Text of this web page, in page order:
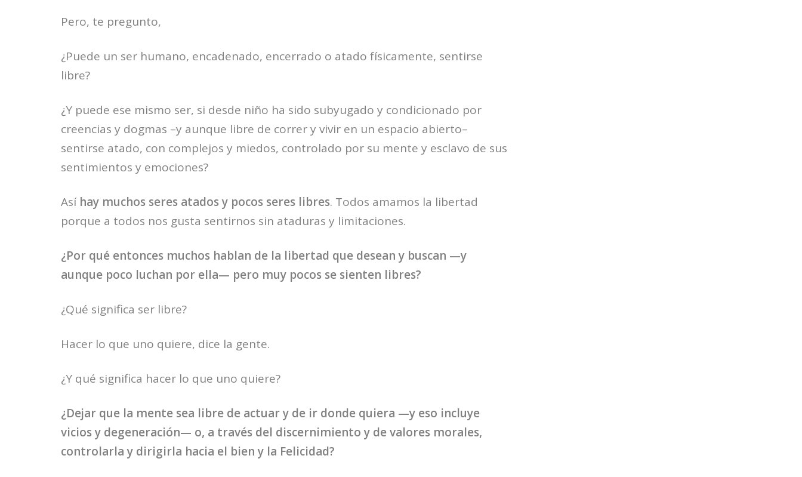
Pero, te pregunto,
¿Puede un ser humano, encadenado, encerrado o atado físicamente, sentirse
libre?
¿Y puede ese mismo ser, si desde niño ha sido subyugado y condicionado por
creencias y dogmas –y aunque libre de correr y vivir en un espacio abierto–
sentirse atado, con complejos y miedos, controlado por su mente y esclavo de sus
sentimientos y emociones?
Así hay muchos seres atados y pocos seres libres. Todos amamos la libertad
porque a todos nos gusta sentirnos sin ataduras y limitaciones.
¿Por qué entonces muchos hablan de la libertad que desean y buscan —y
aunque poco luchan por ella— pero muy pocos se sienten libres?
¿Qué significa ser libre?
Hacer lo que uno quiere, dice la gente.
¿Y qué significa hacer lo que uno quiere?
¿Dejar que la mente sea libre de actuar y de ir donde quiera —y eso incluye
vicios y degeneración— o, a través del discernimiento y de valores morales,
controlarla y dirigirla hacia el bien y la Felicidad?